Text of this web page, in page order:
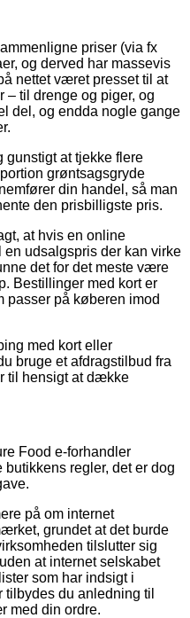
priser (via fx
og derved har massevis
nettet været presset til at
– til drenge og piger, og
del, og endda nogle gange
gunstigt at tjekke flere
grøntsagsgryde
din handel, så man
den prisbilligste pris.
at hvis en online
udsalgspris der kan virke
det for det meste være
Bestillinger med kort er
passer på køberen imod
med kort eller
bruge et afdragstilbud fra
til hensigt at dække
Food e-forhandler
regler, det er dog
på om internet
grundet at det burde
tilslutter sig
at internet selskabet
som har indsigt i
du anledning til
med din ordre.